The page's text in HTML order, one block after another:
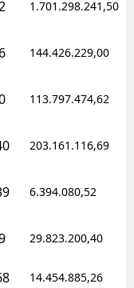
1.701.298.241,50
144.426.229,00
113.797.474,62
203.161.116,69
6.394.080,52
29.823.200,40
14.454.885,26